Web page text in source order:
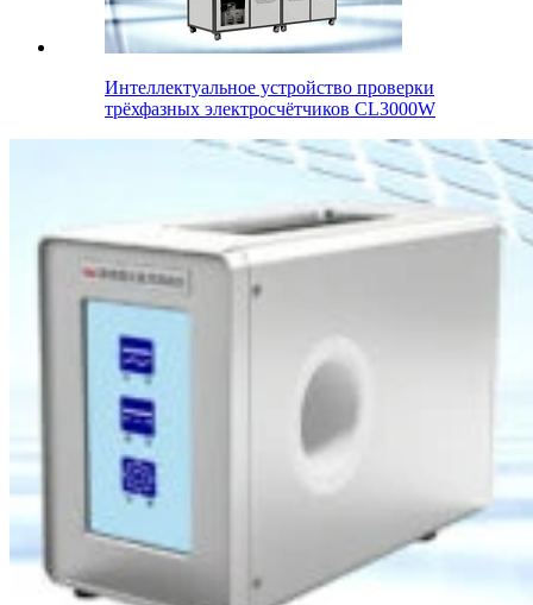
Интеллектуальное устройство проверки
трёхфазных электросчётчиков CL3000W